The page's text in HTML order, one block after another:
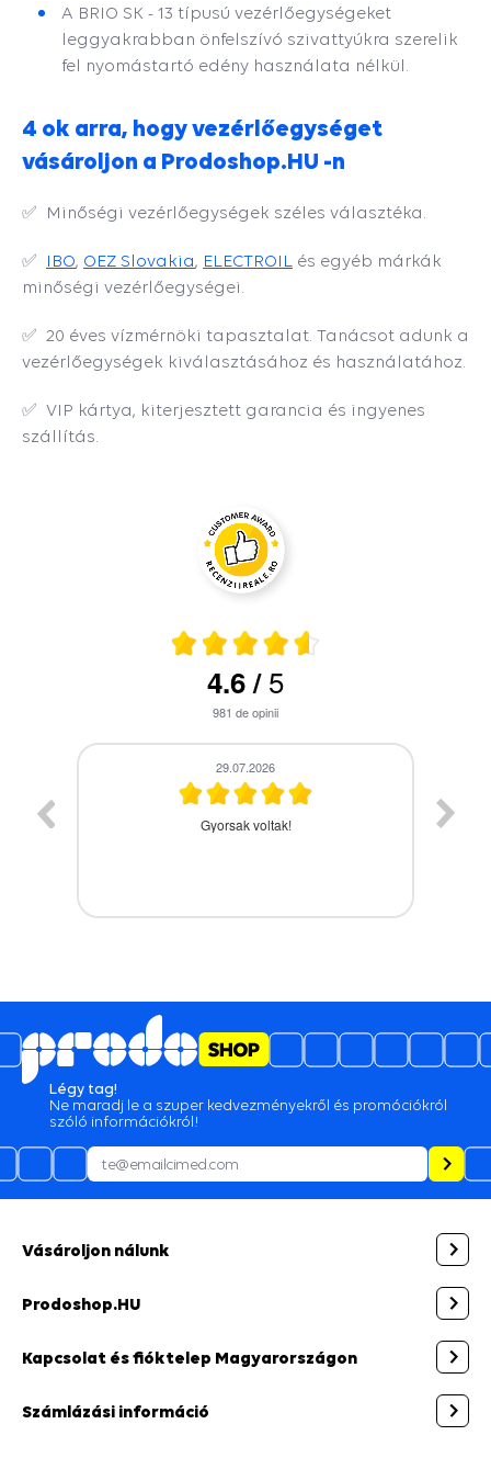
A BRIO SK - 13 típusú vezérlőegységeket
leggyakrabban önfelszívó szivattyúkra szerelik
fel nyomástartó edény használata nélkül.
4 ok arra, hogy vezérlőegységet
vásároljon a Prodoshop.HU -n
✅ Minőségi vezérlőegységek széles választéka.
✅ IBO, OEZ Slovakia, ELECTROIL
és egyéb márkák
minőségi vezérlőegységei.
✅ 20 éves vízmérnöki tapasztalat. Tanácsot adunk a
vezérlőegységek kiválasztásához és használatához.
✅ VIP kártya, kiterjesztett garancia és ingyenes
szállítás.
4.6/5
981 de opinii
28.07.2026
A termék időbe megérkezett,gyors kiszolgálás.
Légy tag!
Ne maradj le a szuper kedvezményekről és promóciókról
szóló információkról!
Vásároljon nálunk
Prodoshop.HU
Kapcsolat és fióktelep Magyarországon
Számlázási információ